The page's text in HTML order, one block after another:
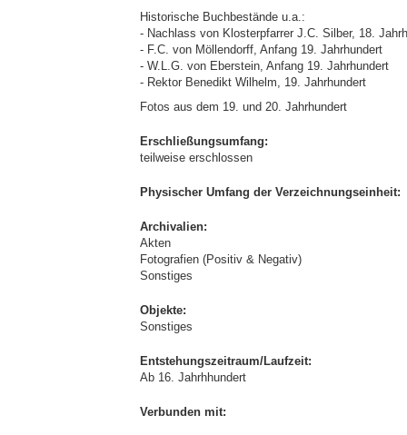
Historische Buchbestände u.a.:
- Nachlass von Klosterpfarrer J.C. Silber, 18.
- F.C. von Möllendorff, Anfang 19. Jahrhundert
- W.L.G. von Eberstein, Anfang 19. Jahrhundert
- Rektor Benedikt Wilhelm, 19. Jahrhundert
Fotos aus dem 19. und 20. Jahrhundert
Erschließungsumfang:
teilweise erschlossen
Physischer Umfang der Verzeichnungseinheit:
Archivalien:
Akten
Fotografien (Positiv & Negativ)
Sonstiges
Objekte:
Sonstiges
Entstehungszeitraum/Laufzeit:
Ab 16. Jahrhhundert
Verbunden mit: